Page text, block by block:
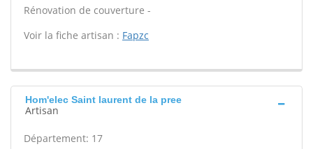
Rénovation de couverture -
Voir la fiche artisan : Fapzc
Hom'elec Saint laurent de la pree
Artisan
Département: 17